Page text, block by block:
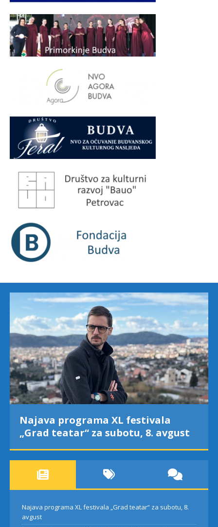
Najava programa XL festivala
„Grad teatar“ za subotu, 8. avgust
Najava programa XL festivala „Grad teatar“ za subotu, 8.
avgust